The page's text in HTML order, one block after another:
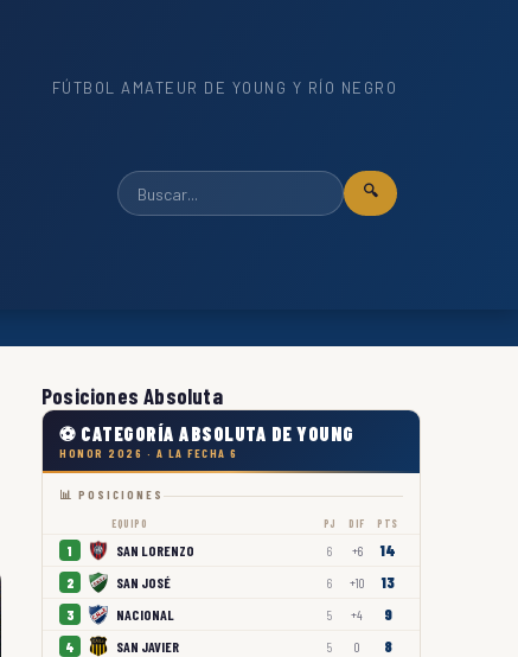
FÚTBOL AMATEUR DE YOUNG Y RÍO NEGRO
🔍
Posiciones Absoluta
⚽ CATEGORÍA ABSOLUTA DE YOUNG
HONOR 2026 · A LA FECHA 6
📊 POSICIONES
EQUIPO PJ DIF PTS
1 SAN LORENZO 6 +6 14
2 SAN JOSÉ 6 +10 13
3 NACIONAL 5 +4 9
4 SAN JAVIER 5 0 8